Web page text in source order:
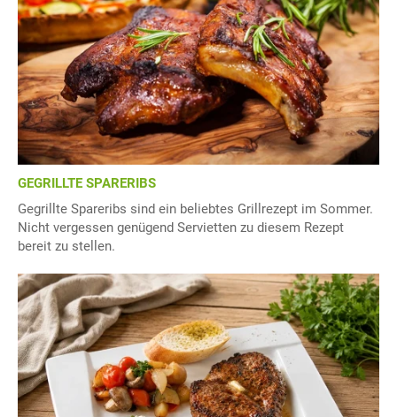
GEGRILLTE SPARERIBS
Gegrillte Spareribs sind ein beliebtes Grillrezept im Sommer.
Nicht vergessen genügend Servietten zu diesem Rezept
bereit zu stellen.